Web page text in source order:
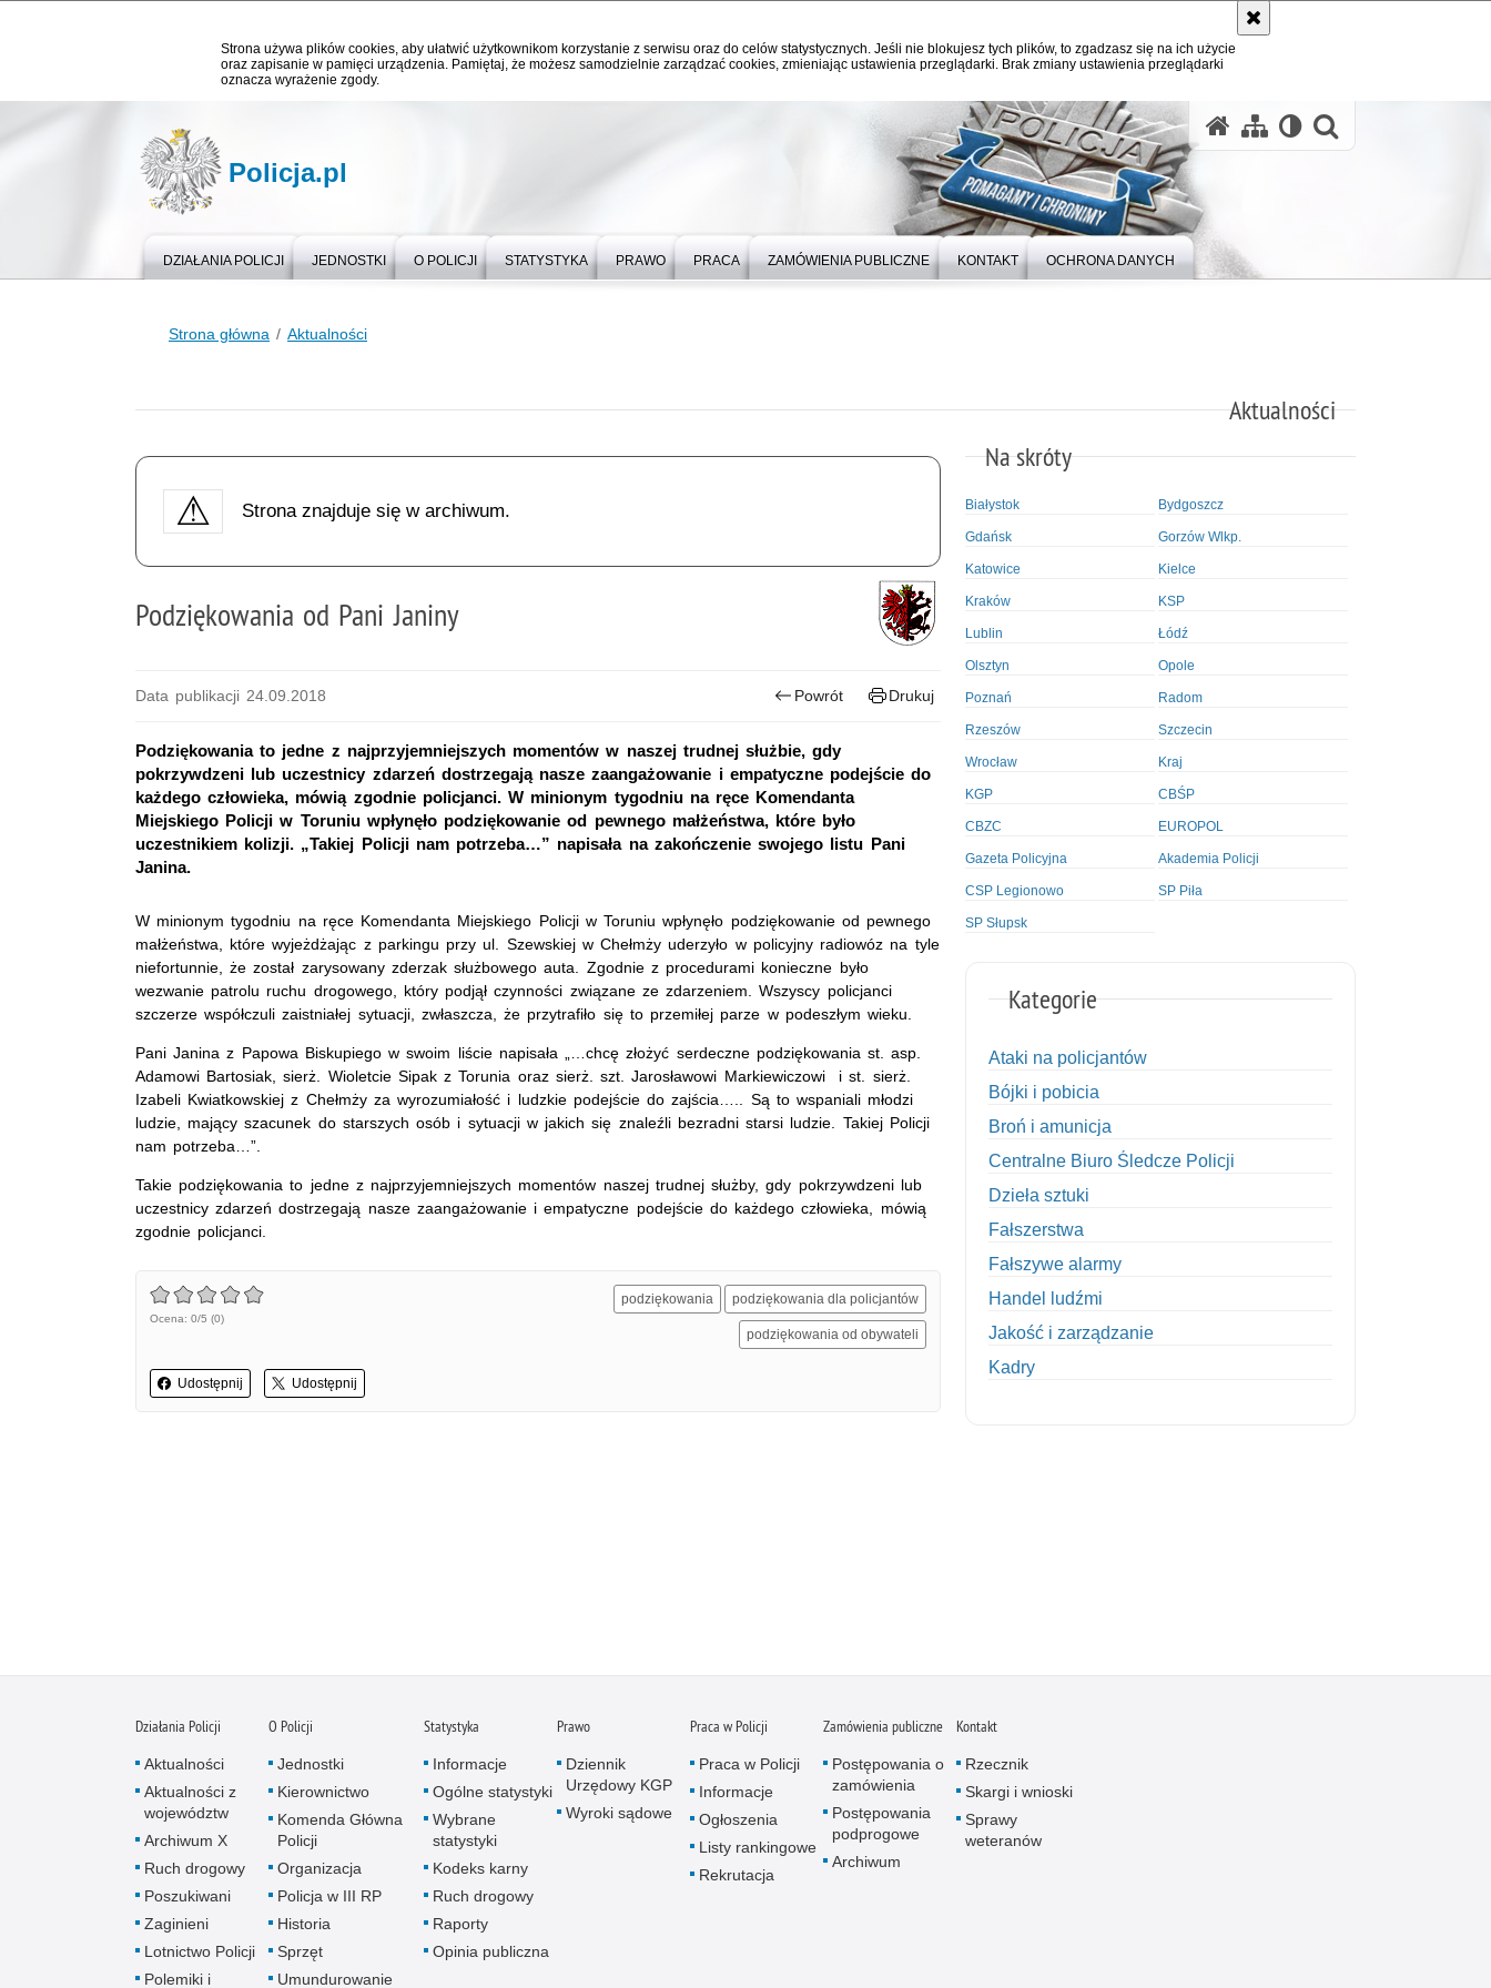
Strona używa plików cookies, aby ułatwić użytkownikom korzystanie z serwisu oraz do celów statystycznych. Jeśli nie blokujesz tych plików, to zgadzasz się na ich użycie
oraz zapisanie w pamięci urządzenia. Pamiętaj, że możesz samodzielnie zarządzać cookies, zmieniając ustawienia przeglądarki. Brak zmiany ustawienia przeglądarki
oznacza wyrażenie zgody.
Policja.pl
DZIAŁANIA POLICJI JEDNOSTKI O POLICJI STATYSTYKA PRAWO PRACA ZAMÓWIENIA PUBLICZNE KONTAKT OCHRONA DANYCH
Strona główna Aktualności
Aktualności
Strona znajduje się w archiwum.
Podziękowania od Pani Janiny
Data publikacji 24.09.2018 Powrót Drukuj
Podziękowania to jedne z najprzyjemniejszych momentów w naszej trudnej służbie, gdy
pokrzywdzeni lub uczestnicy zdarzeń dostrzegają nasze zaangażowanie i empatyczne podejście do
każdego człowieka, mówią zgodnie policjanci. W minionym tygodniu na ręce Komendanta
Miejskiego Policji w Toruniu wpłynęło podziękowanie od pewnego małżeństwa, które było
uczestnikiem kolizji. „Takiej Policji nam potrzeba…” napisała na zakończenie swojego listu Pani
Janina.
W minionym tygodniu na ręce Komendanta Miejskiego Policji w Toruniu wpłynęło podziękowanie od pewnego
małżeństwa, które wyjeżdżając z parkingu przy ul. Szewskiej w Chełmży uderzyło w policyjny radiowóz na tyle
niefortunnie, że został zarysowany zderzak służbowego auta. Zgodnie z procedurami konieczne było
wezwanie patrolu ruchu drogowego, który podjął czynności związane ze zdarzeniem. Wszyscy policjanci
szczerze współczuli zaistniałej sytuacji, zwłaszcza, że przytrafiło się to przemiłej parze w podeszłym wieku.
Pani Janina z Papowa Biskupiego w swoim liście napisała „…chcę złożyć serdeczne podziękowania st. asp.
Adamowi Bartosiak, sierż. Wioletcie Sipak z Torunia oraz sierż. szt. Jarosławowi Markiewiczowi i st. sierż.
Izabeli Kwiatkowskiej z Chełmży za wyrozumiałość i ludzkie podejście do zajścia….. Są to wspaniali młodzi
ludzie, mający szacunek do starszych osób i sytuacji w jakich się znaleźli bezradni starsi ludzie. Takiej Policji
nam potrzeba…”.
Takie podziękowania to jedne z najprzyjemniejszych momentów naszej trudnej służby, gdy pokrzywdzeni lub
uczestnicy zdarzeń dostrzegają nasze zaangażowanie i empatyczne podejście do każdego człowieka, mówią
zgodnie policjanci.
Ocena: 0/5 (0)
Udostępnij Udostępnij
podziękowania podziękowania dla policjantów
podziękowania od obywateli
Na skróty
Białystok Bydgoszcz
Gdańsk Gorzów Wlkp.
Katowice Kielce
Kraków KSP
Lublin Łódź
Olsztyn Opole
Poznań Radom
Rzeszów Szczecin
Wrocław Kraj
KGP CBŚP
CBZC EUROPOL
Gazeta Policyjna Akademia Policji
CSP Legionowo SP Piła
SP Słupsk
Kategorie
Ataki na policjantów
Bójki i pobicia
Broń i amunicja
Centralne Biuro Śledcze Policji
Dzieła sztuki
Fałszerstwa
Fałszywe alarmy
Handel ludźmi
Jakość i zarządzanie
Kadry
Nietrzeźwi kierujący
Nietrzeźwi opiekunowie
Działania Policji
Aktualności
Aktualności z
województw
Archiwum X
Ruch drogowy
Poszukiwani
Zaginieni
Lotnictwo Policji
Polemiki i
O Policji
Jednostki
Kierownictwo
Komenda Główna
Policji
Organizacja
Policja w III RP
Historia
Sprzęt
Umundurowanie
Statystyka
Informacje
Ogólne statystyki
Wybrane
statystyki
Kodeks karny
Ruch drogowy
Raporty
Opinia publiczna
Prawo
Dziennik
Urzędowy KGP
Wyroki sądowe
Praca w Policji
Praca w Policji
Informacje
Ogłoszenia
Listy rankingowe
Rekrutacja
Zamówienia publiczne
Postępowania o
zamówienia
Postępowania
podprogowe
Archiwum
Kontakt
Rzecznik
Skargi i wnioski
Sprawy
weteranów